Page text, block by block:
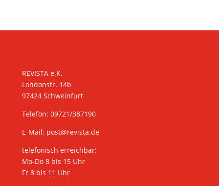
REVISTA e.K.
Londonstr. 14b
97424 Schweinfurt
Telefon: 09721/387190
E-Mail: post@revista.de
telefonisch erreichbar:
Mo-Do 8 bis 15 Uhr
Fr 8 bis 11 Uhr